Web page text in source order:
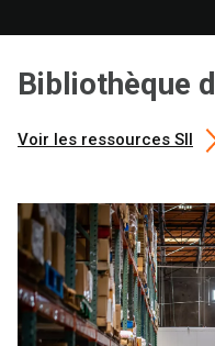
Bibliothèque
Voir les ressources Sll